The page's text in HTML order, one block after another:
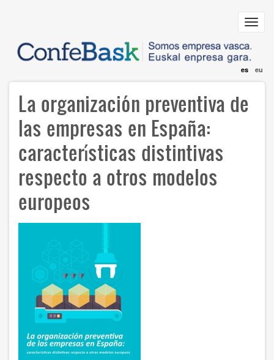
principal
es eu
La organización preventiva de
las empresas en España:
características distintivas
respecto a otros modelos
europeos